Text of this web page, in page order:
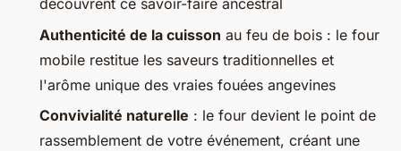
découvrent ce savoir-faire ancestral
Authenticité de la cuisson au feu de bois : le four
mobile restitue les saveurs traditionnelles et
l'arôme unique des vraies fouées angevines
Convivialité naturelle : le four devient le point de
rassemblement de votre événement, créant une